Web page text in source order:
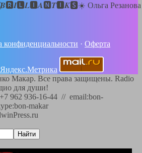
Ольга Резанова
конфиденциальности · Оферта
Макар. Все права защищены. Radio
для души!
962 936-16-44 // email:bon-
makar